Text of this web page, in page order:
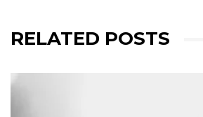
RELATED POSTS